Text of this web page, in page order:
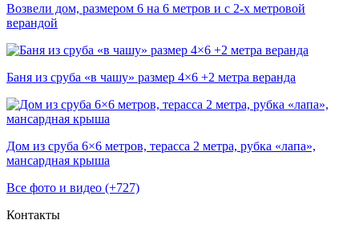
Возвели дом, размером 6 на 6 метров и с 2-х метровой
верандой
Баня из сруба «в чашу» размер 4×6 +2 метра веранда
Дом из сруба 6×6 метров, терасса 2 метра, рубка «лапа»,
мансардная крыша
Все фото и видео (+727)
Контакты